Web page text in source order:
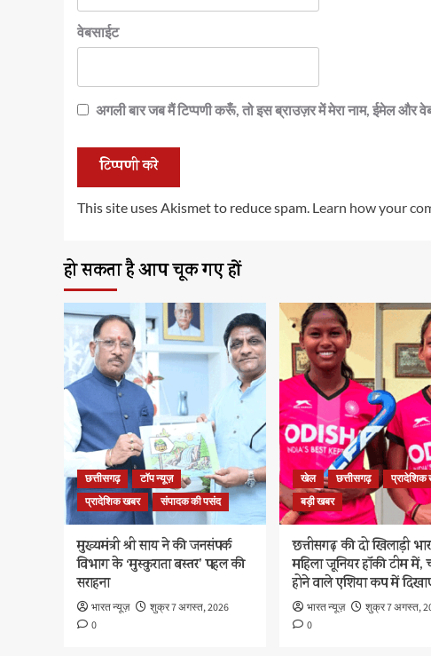
वेबसाईट
अगली बार जब मैं टिप्पणी करूँ, तो इस ब्राउज़र में मेरा नाम, ईमेल और
This site uses Akismet to reduce spam. Learn how your
हो सकता है आप चूक गए हों
छत्तीसगढ़
टॉप न्यूज़
प्रादेशिक खबर
संपादक की पसंद
मुख्यमंत्री श्री साय ने की जनसंपर्क
विभाग के ‘मुस्कुराता बस्तर’ पहल की
सराहना
भारत न्यूज़
शुक्र 7 अगस्त, 2026
0
खेल छत्तीसगढ़
प्रादेशिक
बड़ी खबर
छत्तीसगढ़ की दो खिलाड़ी
महिला जूनियर हॉकी टीम में,
होने वाले एशिया कप में
भारत न्यूज़
शुक्र 7 अगस्त,
0